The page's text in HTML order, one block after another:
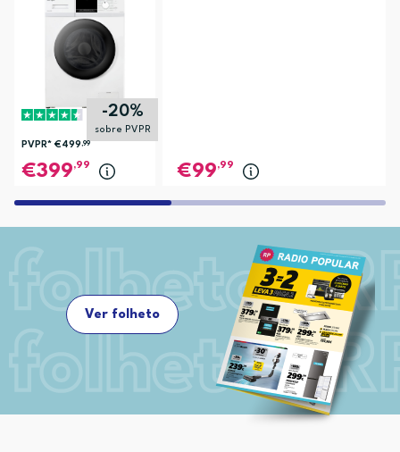
EC3107BR
-20%
sobre PVPR
PVPR* €499,99
399,99 99,99
Ver folheto